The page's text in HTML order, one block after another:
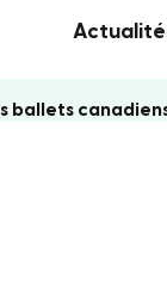
ballets